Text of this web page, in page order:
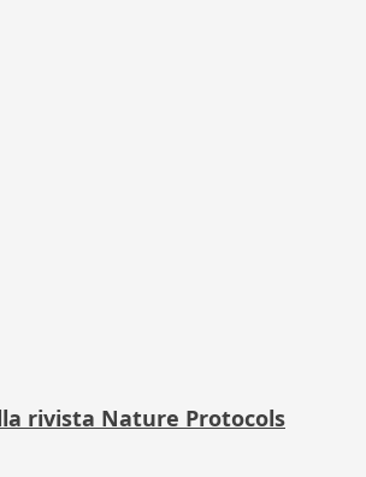
rivista Nature Protocols